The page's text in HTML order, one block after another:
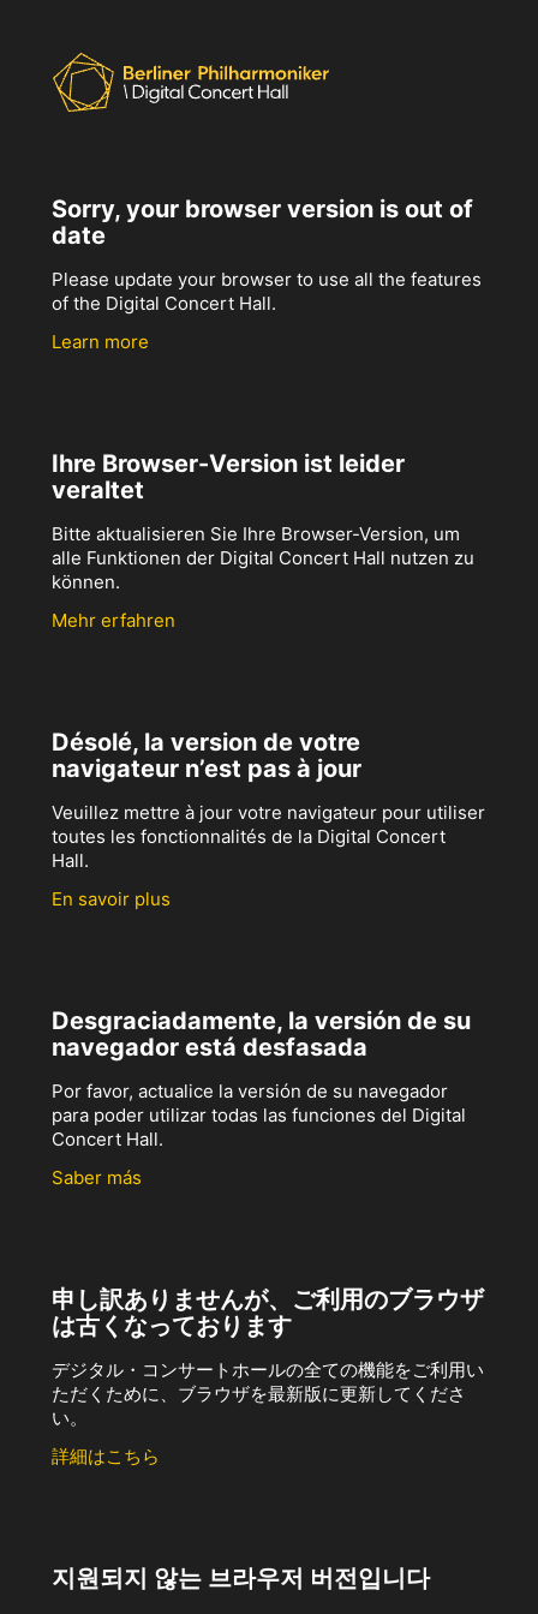
Sorry, your browser version is out of
date
Please update your browser to use all the features
of the Digital Concert Hall.
Learn more
Ihre Browser-Version ist leider
veraltet
Bitte aktualisieren Sie Ihre Browser-Version, um
alle Funktionen der Digital Concert Hall nutzen zu
können.
Mehr erfahren
Désolé, la version de votre
navigateur n’est pas à jour
Veuillez mettre à jour votre navigateur pour utiliser
toutes les fonctionnalités de la Digital Concert
Hall.
En savoir plus
Desgraciadamente, la versión de su
navegador está desfasada
Por favor, actualice la versión de su navegador
para poder utilizar todas las funciones del Digital
Concert Hall.
Saber más
申し訳ありませんが、ご利用のブラウザ
は古くなっております
デジタル・コンサートホールの全ての機能をご利用い
ただくために、ブラウザを最新版に更新してくださ
い。
詳細はこちら
지원되지 않는 브라우저 버전입니다